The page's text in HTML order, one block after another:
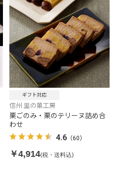
ギフト対応
信州 里の菓工房
栗ごのみ・栗のテリーヌ詰め合
わせ
4.6（60）
￥4,914(税・送料込)